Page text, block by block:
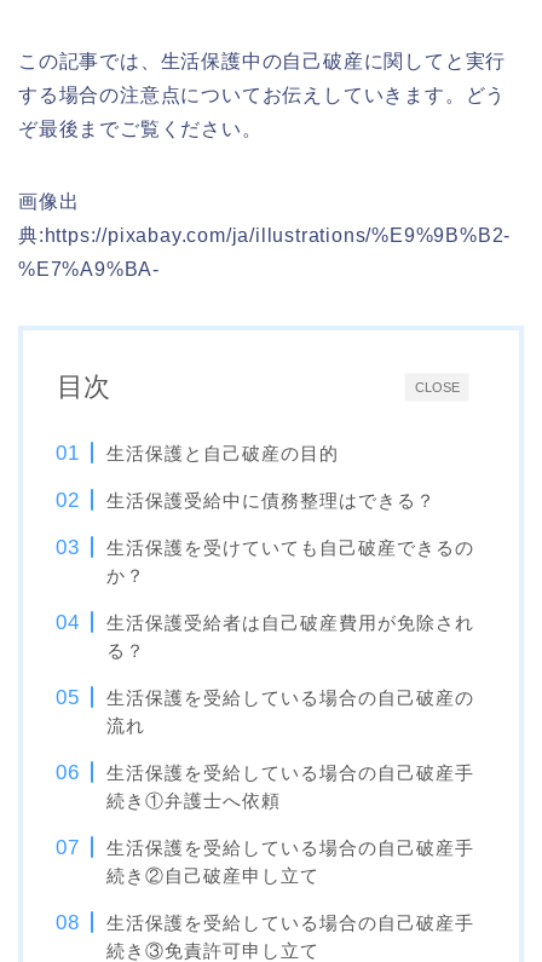
この記事では、生活保護中の自己破産に関してと実行
する場合の注意点についてお伝えしていきます。どう
ぞ最後までご覧ください。
画像出
典:https://pixabay.com/ja/illustrations/%E9%9B%B2-
%E7%A9%BA-
CLOSE
目次
生活保護と自己破産の目的
生活保護受給中に債務整理はできる？
生活保護を受けていても自己破産できるの
か？
生活保護受給者は自己破産費用が免除され
る？
生活保護を受給している場合の自己破産の
流れ
生活保護を受給している場合の自己破産手
続き①弁護士へ依頼
生活保護を受給している場合の自己破産手
続き②自己破産申し立て
生活保護を受給している場合の自己破産手
続き③免責許可申し立て